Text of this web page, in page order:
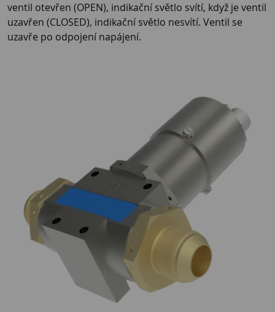
ventil otevřen (OPEN), indikační světlo svítí, když je ventil
uzavřen (CLOSED), indikační světlo nesvítí. Ventil se
uzavře po odpojení napájení.